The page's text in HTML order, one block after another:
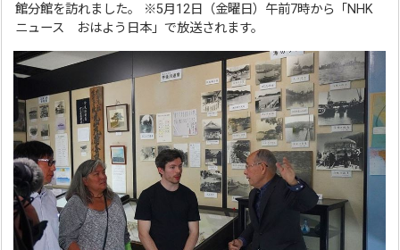
館分館を訪れました。 ※5月12日（金曜日）午前7時から「NHK
ニュース おはよう日本」で放送されます。